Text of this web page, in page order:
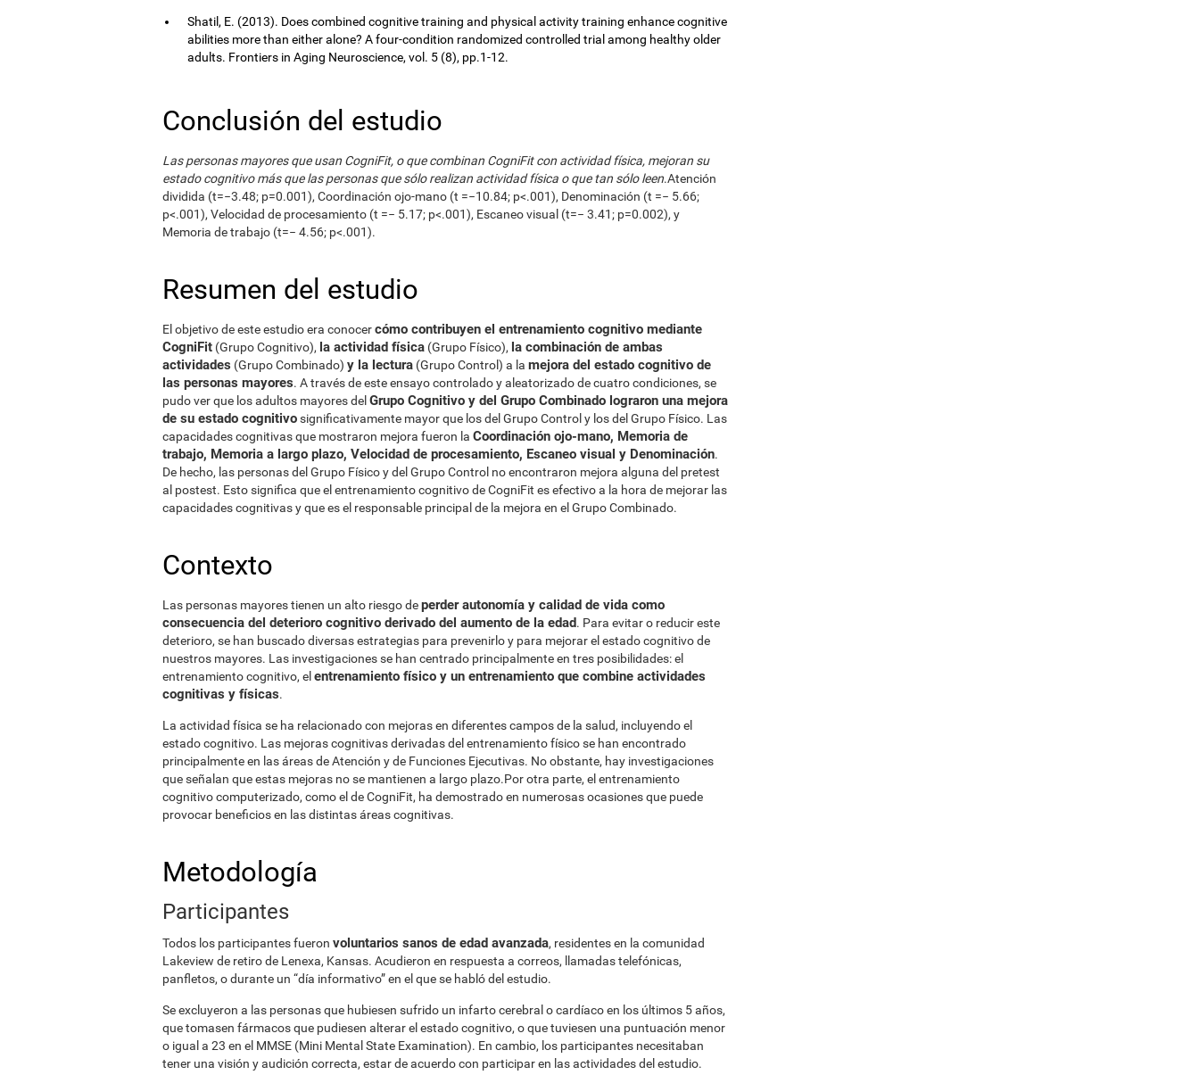
Shatil, E. (2013). Does combined cognitive training and physical activity training enhance cognitive
abilities more than either alone? A four-condition randomized controlled trial among healthy older
adults. Frontiers in Aging Neuroscience, vol. 5 (8), pp.1-12.
Conclusión del estudio
Las personas mayores que usan CogniFit, o que combinan CogniFit con actividad física, mejoran su
estado cognitivo más que las personas que sólo realizan actividad física o que tan sólo leen.Atención
dividida (t=−3.48; p=0.001), Coordinación ojo-mano (t =−10.84; p<.001), Denominación (t =− 5.66;
p<.001), Velocidad de procesamiento (t =− 5.17; p<.001), Escaneo visual (t=− 3.41; p=0.002), y
Memoria de trabajo (t=− 4.56; p<.001).
Resumen del estudio
El objetivo de este estudio era conocercómo contribuyen el entrenamiento cognitivo mediante
CogniFit (Grupo Cognitivo), la actividad física (Grupo Físico), la combinación de ambas
actividades (Grupo Combinado) y la lectura (Grupo Control) a la mejora del estado cognitivo de
las personas mayores. A través de este ensayo controlado y aleatorizado de cuatro condiciones, se
pudo ver que los adultos mayores del Grupo Cognitivo y del Grupo Combinado lograron una mejora
de su estado cognitivosignificativamente mayor que los del Grupo Control y los del Grupo Físico. Las
capacidades cognitivas que mostraron mejora fueron la Coordinación ojo-mano, Memoria de
trabajo, Memoria a largo plazo, Velocidad de procesamiento, Escaneo visual y Denominación.
De hecho, las personas del Grupo Físico y del Grupo Control no encontraron mejora alguna del pretest
al postest. Esto significa que el entrenamiento cognitivo de CogniFit es efectivo a la hora de mejorar las
capacidades cognitivas y que es el responsable principal de la mejora en el Grupo Combinado.
Contexto
Las personas mayores tienen un alto riesgo deperder autonomía y calidad de vida como
consecuencia del deterioro cognitivo derivado del aumento de la edad. Para evitar o reducir este
deterioro, se han buscado diversas estrategias para prevenirlo y para mejorar el estado cognitivo de
nuestros mayores. Las investigaciones se han centrado principalmente en tres posibilidades: el
entrenamiento cognitivo, el entrenamiento físico y un entrenamiento que combine actividades
cognitivas y físicas.
La actividad física se ha relacionado con mejoras en diferentes campos de la salud, incluyendo el
estado cognitivo. Las mejoras cognitivas derivadas del entrenamiento físico se han encontrado
principalmente en las áreas de Atención y de Funciones Ejecutivas. No obstante, hay investigaciones
que señalan que estas mejoras no se mantienen a largo plazo.Por otra parte, el entrenamiento
cognitivo computerizado, como el de CogniFit, ha demostrado en numerosas ocasiones que puede
provocar beneficios en las distintas áreas cognitivas.
Metodología
Participantes
Todos los participantes fueron voluntarios sanos de edad avanzada, residentes en la comunidad
Lakeview de retiro de Lenexa, Kansas. Acudieron en respuesta a correos, llamadas telefónicas,
panfletos, o durante un “día informativo” en el que se habló del estudio.
Se excluyeron a las personas que hubiesen sufrido un infarto cerebral o cardíaco en los últimos 5 años,
que tomasen fármacos que pudiesen alterar el estado cognitivo, o que tuviesen una puntuación menor
o igual a 23 en el MMSE (Mini Mental State Examination). En cambio, los participantes necesitaban
tener una visión y audición correcta, estar de acuerdo con participar en las actividades del estudio.